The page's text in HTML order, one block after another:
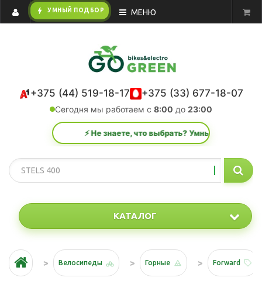
bolt УМНЫЙ ПОДБОР МЕНЮ
+375 (44) 519-18-17 +375 (33) 677-18-07
Сегодня мы работаем с 8:00 до 23:00
⚡ Не знаете, что выбрать? Умный подбор за 1
КАТАЛОГ
Велосипеды Горные Forward